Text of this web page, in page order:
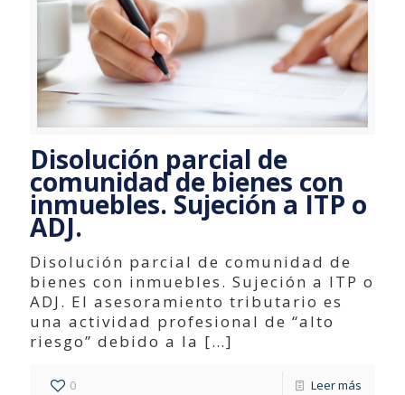
Disolución parcial de
comunidad de bienes con
inmuebles. Sujeción a ITP o
ADJ.
Disolución parcial de comunidad de
bienes con inmuebles. Sujeción a ITP o
ADJ. El asesoramiento tributario es
una actividad profesional de “alto
riesgo” debido a la […]
0 Leer más